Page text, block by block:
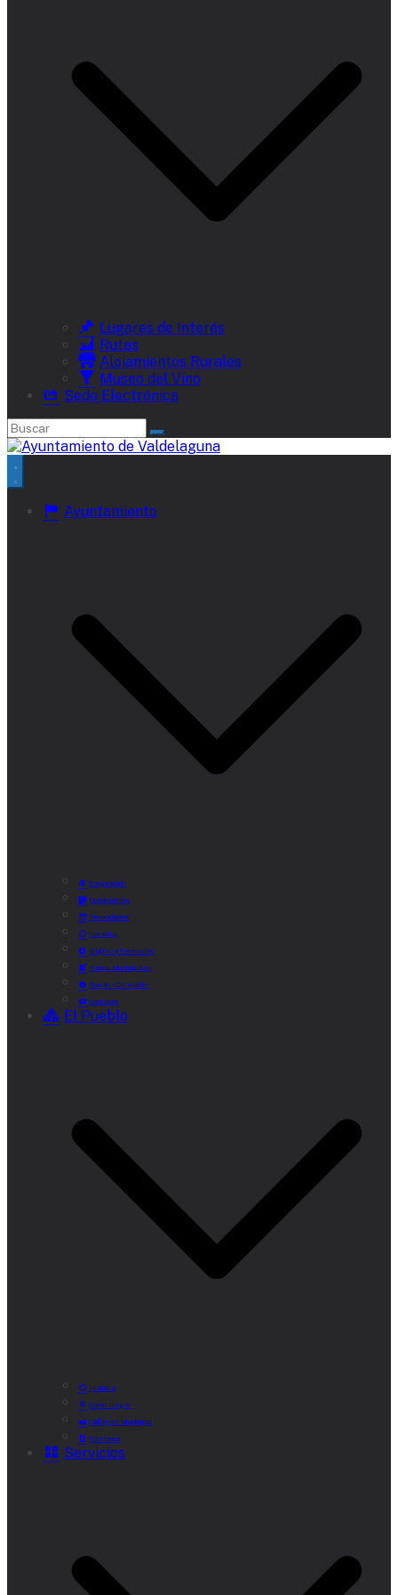
Lugares de Interés
Rutas
Alojamientos Rurales
Museo del Vino
Sede Electrónica
Ayuntamiento
Corporación
Documentos
Recaudación
Horarios
Empleo y Formación
Plenos Municipales
Boletín «De Valde»
Contacta
El Pueblo
Historia
Cómo Llegar
Callejero Municipal
Teléfonos
Servicios